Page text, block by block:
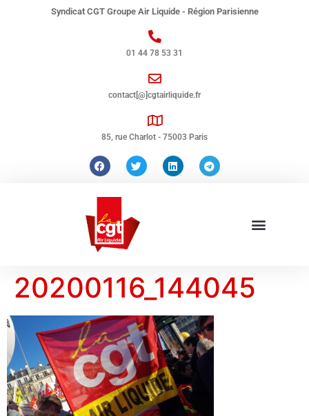
Syndicat CGT Groupe Air Liquide - Région Parisienne
01 44 78 53 31
contact[@]cgtairliquide.fr
85, rue Charlot - 75003 Paris
20200116_144045